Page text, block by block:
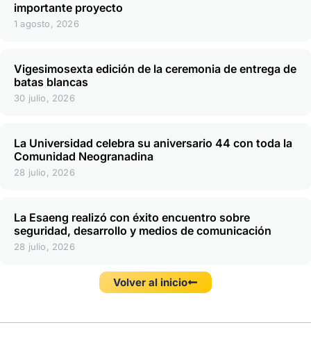
importante proyecto
1 agosto, 2026
Vigesimosexta edición de la ceremonia de entrega de
batas blancas
30 julio, 2026
La Universidad celebra su aniversario 44 con toda la
Comunidad Neogranadina
28 julio, 2026
La Esaeng realizó con éxito encuentro sobre
seguridad, desarrollo y medios de comunicación
28 julio, 2026
Volver al inicio